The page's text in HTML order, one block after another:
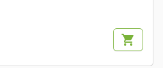
shopping_cart